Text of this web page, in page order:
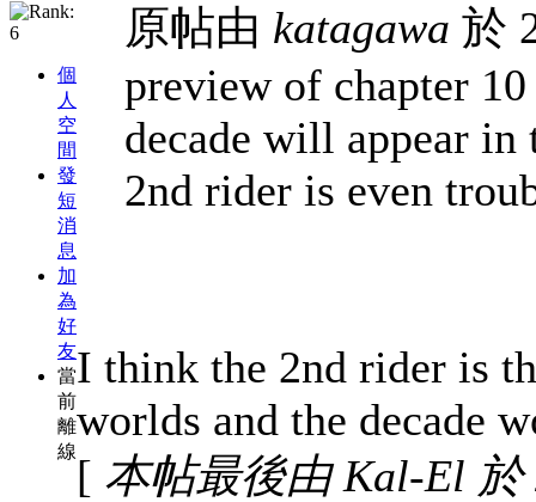
個
人
空
間
發
短
消
息
加
為
好
友
當
前
離
線
原帖由 katagawa 於
preview of chapter
decade will appear in
2nd rider is even
I think the 2nd rider is
worlds and the decade
[ 本帖最後由 Kal-El 於